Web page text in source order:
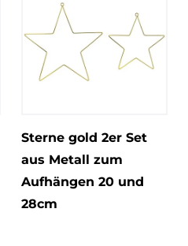
Sterne gold 2er Set
aus Metall zum
Aufhängen 20 und
28cm